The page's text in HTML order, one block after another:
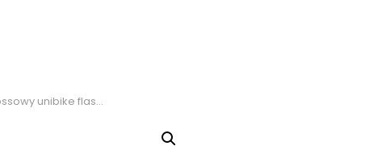
kolor grafitowy-czarny, rozmiar 19″